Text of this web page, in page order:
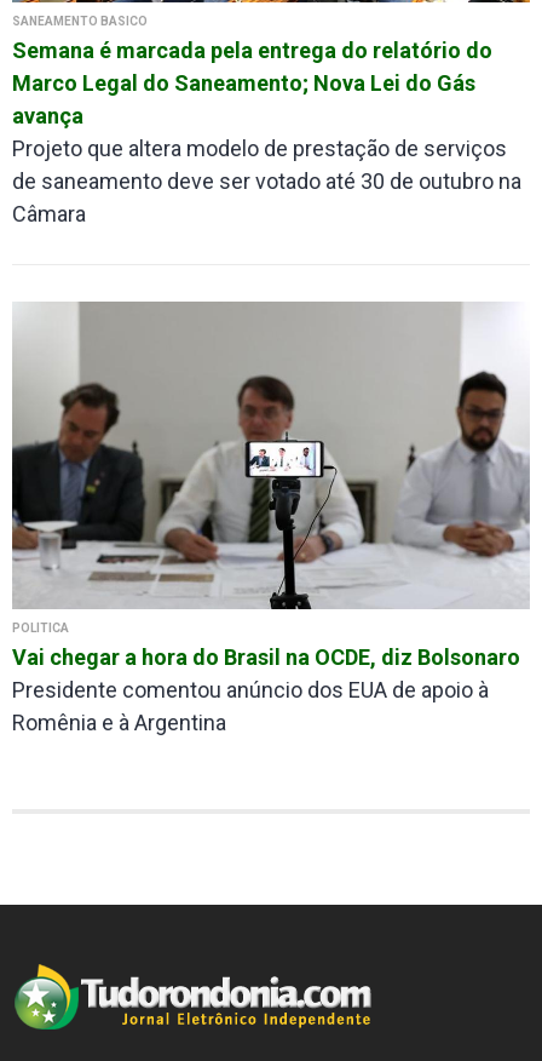
SANEAMENTO BÁSICO
Semana é marcada pela entrega do relatório do
Marco Legal do Saneamento; Nova Lei do Gás
avança
Projeto que altera modelo de prestação de serviços
de saneamento deve ser votado até 30 de outubro na
Câmara
POLÍTICA
Vai chegar a hora do Brasil na OCDE, diz Bolsonaro
Presidente comentou anúncio dos EUA de apoio à
Romênia e à Argentina